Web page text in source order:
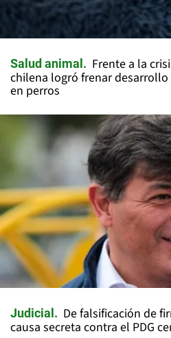
Salud animal
Frente a la
chilena logró frenar
en perros
Judicial
De falsificación de
causa secreta contra el PDG